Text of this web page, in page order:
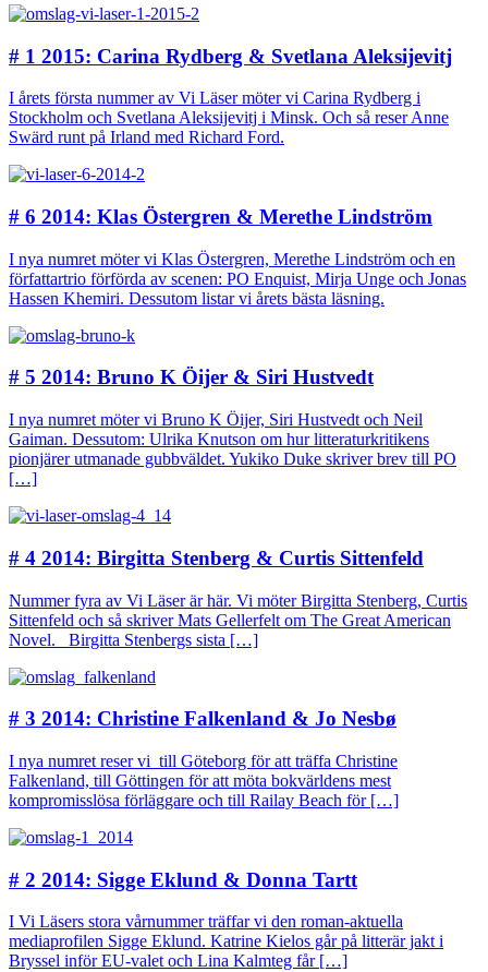
# 1 2015: Carina Rydberg & Svetlana Aleksijevitj
I årets första nummer av Vi Läser möter vi Carina Rydberg i
Stockholm och Svetlana Aleksijevitj i Minsk. Och så reser Anne
Swärd runt på Irland med Richard Ford.
# 6 2014: Klas Östergren & Merethe Lindström
I nya numret möter vi Klas Östergren, Merethe Lindström och en
författartrio förförda av scenen: PO Enquist, Mirja Unge och Jonas
Hassen Khemiri. Dessutom listar vi årets bästa läsning.
# 5 2014: Bruno K Öijer & Siri Hustvedt
I nya numret möter vi Bruno K Öijer, Siri Hustvedt och Neil
Gaiman. Dessutom: Ulrika Knutson om hur litteraturkritikens
pionjärer utmanade gubbväldet. Yukiko Duke skriver brev till PO
[…]
# 4 2014: Birgitta Stenberg & Curtis Sittenfeld
Nummer fyra av Vi Läser är här. Vi möter Birgitta Stenberg, Curtis
Sittenfeld och så skriver Mats Gellerfelt om The Great American
Novel. Birgitta Stenbergs sista […]
# 3 2014: Christine Falkenland & Jo Nesbø
I nya numret reser vi till Göteborg för att träffa Christine
Falkenland, till Göttingen för att möta bokvärldens mest
kompromisslösa förläggare och till Railay Beach för […]
# 2 2014: Sigge Eklund & Donna Tartt
I Vi Läsers stora vårnummer träffar vi den roman-aktuella
mediaprofilen Sigge Eklund. Katrine Kielos går på litterär jakt i
Bryssel inför EU-valet och Lina Kalmteg får […]